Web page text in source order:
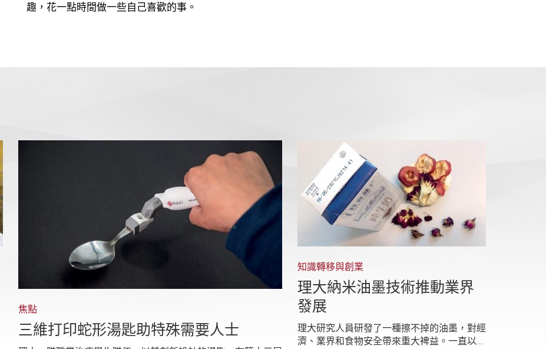
趣，花一點時間做一些自己喜歡的事。
焦點
三維打印蛇形湯匙助特殊需要人士
知識轉移與創業
理大納米油墨技術推動業界
發展
理大研究人員研發了一種擦不掉的油墨，對經
濟、業界和食物安全帶來重大裨益。一直以...